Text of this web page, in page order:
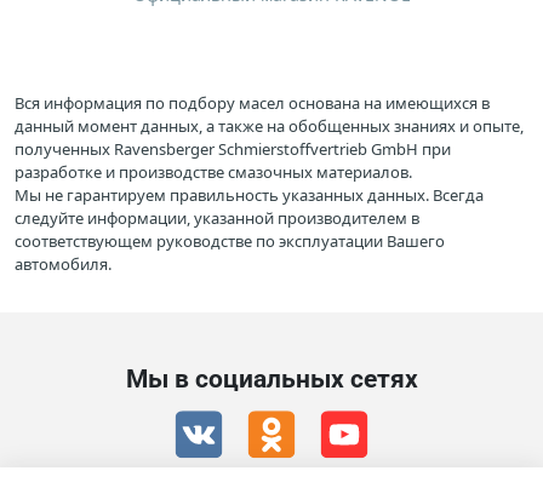
Вся информация по подбору масел основана на имеющихся в
данный момент данных, а также на обобщенных знаниях и опыте,
полученных Ravensberger Schmierstoffvertrieb GmbH при
разработке и производстве смазочных материалов.
Мы не гарантируем правильность указанных данных. Всегда
следуйте информации, указанной производителем в
соответствующем руководстве по эксплуатации Вашего
автомобиля.
Мы в социальных сетях